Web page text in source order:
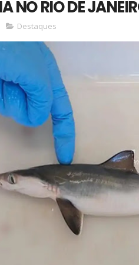
NO RIO DE
Destaques